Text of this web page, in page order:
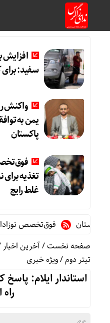
افزایش
سفید:
واکنش
یمن به
پاکستان
تغذیه برای
غلط رایج
فوق‌تخصص نوزادان:
صفحه نخست/آخرین اخبار
تیتر دوم/ویژه خبری
استاندار ایلام: